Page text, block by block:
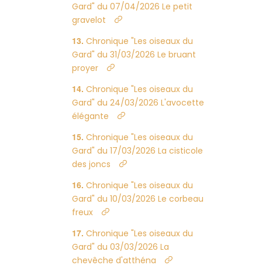
Gard" du 07/04/2026 Le petit
gravelot
Chronique "Les oiseaux du
Gard" du 31/03/2026 Le bruant
proyer
Chronique "Les oiseaux du
Gard" du 24/03/2026 L'avocette
élégante
Chronique "Les oiseaux du
Gard" du 17/03/2026 La cisticole
des joncs
Chronique "Les oiseaux du
Gard" du 10/03/2026 Le corbeau
freux
Chronique "Les oiseaux du
Gard" du 03/03/2026 La
chevêche d'atthéna